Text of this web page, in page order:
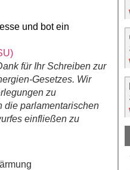
und bot ein
für Ihr Schreiben zur
Gesetzes. Wir
zu
die parlamentarischen
einfließen zu